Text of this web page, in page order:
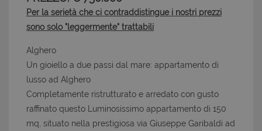
Per la serietà che ci contraddistingue i nostri prezzi
sono solo "leggermente" trattabili
Alghero
Un gioiello a due passi dal mare: appartamento di
lusso ad Alghero
Completamente ristrutturato e arredato con gusto
raffinato questo Luminosissimo appartamento di 150
mq, situato nella prestigiosa via Giuseppe Garibaldi ad